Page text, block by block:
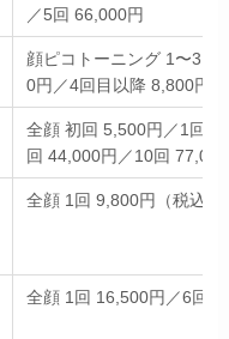
／5回 66,000円
顔ピコトーニング 1〜3回
0円／4回目以降 8,800円
全顔 初回 5,500円／1回
回 44,000円／10回
全顔 1回 9,800円（税込
全顔 1回 16,500円／6回